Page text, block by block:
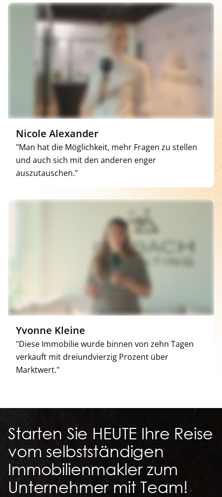
Nicole Alexander
"Man hat die Möglichkeit, mehr Fragen zu stellen
und auch sich mit den anderen enger
auszutauschen."
Yvonne Kleine
"Diese Immobilie wurde binnen von zehn Tagen
verkauft mit dreiundvierzig Prozent über
Marktwert."
Starten Sie HEUTE Ihre Reise
vom selbstständigen
Immobilienmakler zum
Unternehmer mit Team!